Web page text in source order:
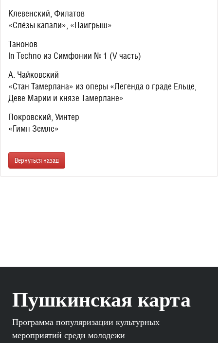
Клевенский, Филатов
«Слёзы капали», «Наигрыш»
Танонов
In Techno из Симфонии № 1 (V часть)
А. Чайковский
«Стан Тамерлана» из оперы «Легенда о граде Ельце,
Деве Марии и князе Тамерлане»
Покровский, Уинтер
«Гимн Земле»
Вернуться назад
Пушкинская карта
Программа популяризации культурных
мероприятий среди молодежи